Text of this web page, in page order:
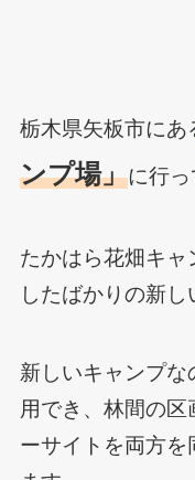
栃木県矢板市にあ
ンプ場」に行っ
たかはら花畑キ
したばかりの新
新しいキャンプな
用でき、林間の区
ーサイトを両方